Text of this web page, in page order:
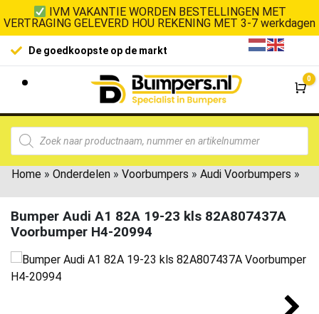
IVM VAKANTIE WORDEN BESTELLINGEN MET
VERTRAGING GELEVERD HOU REKENING MET 3-7 werkdagen
De goedkoopste op de markt
0
Home » Onderdelen » Voorbumpers » Audi Voorbumpers »
Bumper Audi A1 82A 19-23 kls 82A807437A
Voorbumper H4-20994